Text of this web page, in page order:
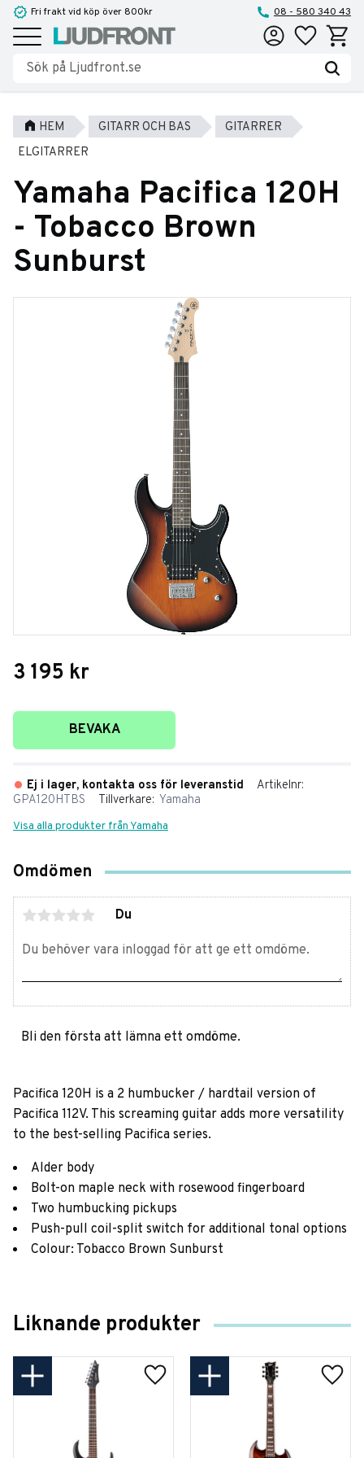
Meny
Fri frakt vid köp över 800kr 08 - 580 340 43
Favoriter
HEM GITARR OCH BAS
GITARRER
ELGITARRER
Yamaha Pacifica 120H
- Tobacco Brown
Sunburst
3 195 kr
Lägg till i favoriter
BEVAKA
Ej i lager, kontakta oss för leveranstid
Artikelnr
GPA120HTBS
Tillverkare Yamaha
Visa alla produkter från Yamaha
Omdömen
Du
Bli den första att lämna ett omdöme.
Pacifica 120H is a 2 humbucker / hardtail version of
Pacifica 112V. This screaming guitar adds more versatility
to the best-selling Pacifica series.
Alder body
Bolt-on maple neck with rosewood fingerboard
Two humbucking pickups
Push-pull coil-split switch for additional tonal options
Colour: Tobacco Brown Sunburst
Liknande produkter